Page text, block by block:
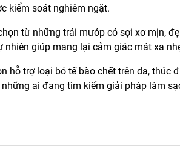
kiểm soát nghiêm ngặt.
từ những trái mướp có sợi xơ mịn,
giúp mang lại cảm giác mát xa
hỗ trợ loại bỏ tế bào chết trên da, thúc
ai đang tìm kiếm giải pháp làm